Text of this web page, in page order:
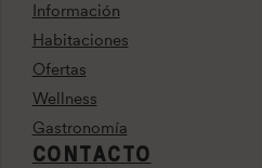
Información
Habitaciones
Ofertas
Wellness
Gastronomía
CONTACTO